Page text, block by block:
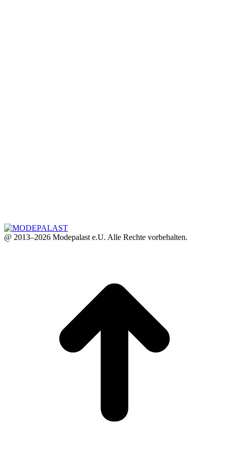
@ 2013–2026 Modepalast e.U. Alle Rechte vorbehalten.